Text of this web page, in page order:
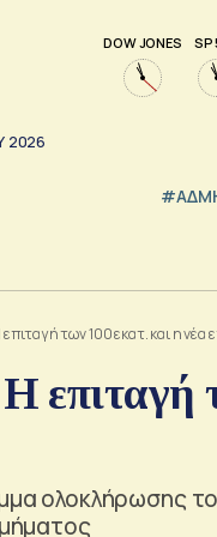
DOW JONES SP
2026
των 100 εκατ. και η νέα
επιταγή
ολοκλήρωσης